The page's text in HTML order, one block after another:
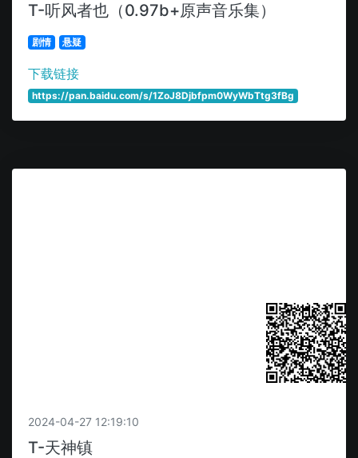
T-听风者也（0.97b+原声音乐集）
剧情 悬疑
下载链接
https://pan.baidu.com/s/1ZoJ8Djbfpm0WyWbTtg3fBg
2024-04-27 12:19:10
T-天神镇